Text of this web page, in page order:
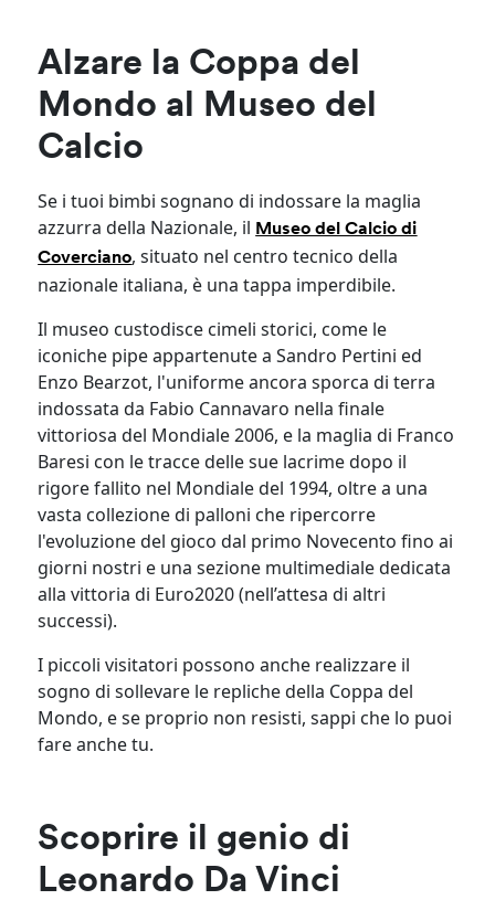
Alzare la Coppa del
Mondo al Museo del
Calcio
Se i tuoi bimbi sognano di indossare la maglia
azzurra della Nazionale, il Museo del Calcio di
Coverciano, situato nel centro tecnico della
nazionale italiana, è una tappa imperdibile.
Il museo custodisce cimeli storici, come le
iconiche pipe appartenute a Sandro Pertini ed
Enzo Bearzot, l'uniforme ancora sporca di terra
indossata da Fabio Cannavaro nella finale
vittoriosa del Mondiale 2006, e la maglia di Franco
Baresi con le tracce delle sue lacrime dopo il
rigore fallito nel Mondiale del 1994, oltre a una
vasta collezione di palloni che ripercorre
l'evoluzione del gioco dal primo Novecento fino ai
giorni nostri e una sezione multimediale dedicata
alla vittoria di Euro2020 (nell’attesa di altri
successi).
I piccoli visitatori possono anche realizzare il
sogno di sollevare le repliche della Coppa del
Mondo, e se proprio non resisti, sappi che lo puoi
fare anche tu.
Scoprire il genio di
Leonardo Da Vinci